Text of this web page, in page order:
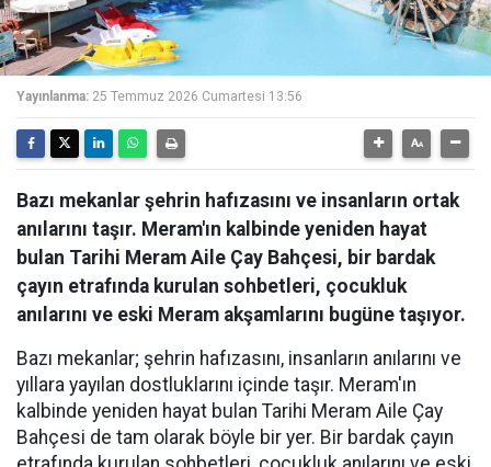
Yayınlanma: 25 Temmuz 2026 Cumartesi 13:56
Bazı mekanlar şehrin hafızasını ve insanların ortak
anılarını taşır. Meram'ın kalbinde yeniden hayat
bulan Tarihi Meram Aile Çay Bahçesi, bir bardak
çayın etrafında kurulan sohbetleri, çocukluk
anılarını ve eski Meram akşamlarını bugüne taşıyor.
Bazı mekanlar; şehrin hafızasını, insanların anılarını ve
yıllara yayılan dostluklarını içinde taşır. Meram'ın
kalbinde yeniden hayat bulan Tarihi Meram Aile Çay
Bahçesi de tam olarak böyle bir yer. Bir bardak çayın